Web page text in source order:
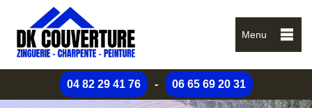
Menu
04 82 29 41 76 - 06 65 69 20 31